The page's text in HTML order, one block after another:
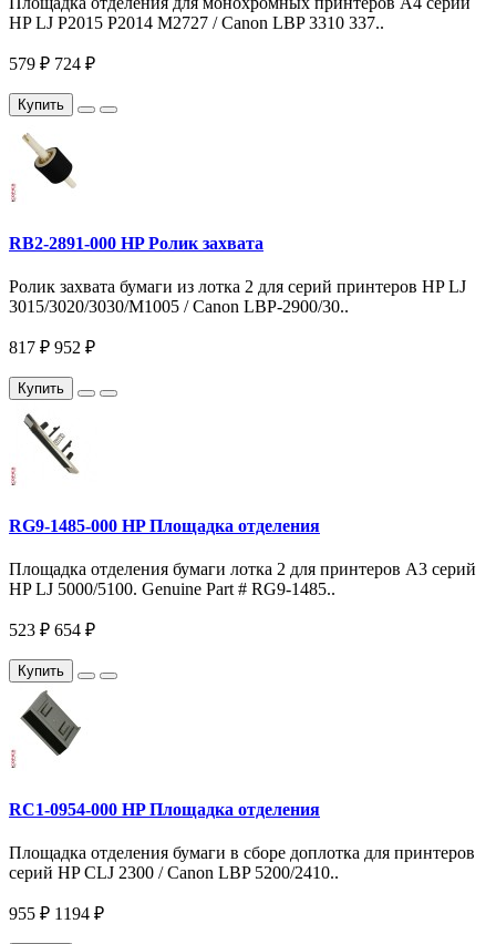
HP LJ P2015 P2014 M2727 / Canon LBP 3310 337..
579 ₽ 724 ₽
Купить
RB2-2891-000 HP Ролик захвата
Ролик захвата бумаги из лотка 2 для серий принтеров HP LJ
3015/3020/3030/M1005 / Canon LBP-2900/30..
817 ₽ 952 ₽
Купить
RG9-1485-000 HP Площадка отделения
Площадка отделения бумаги лотка 2 для принтеров A3 серий
HP LJ 5000/5100. Genuine Part # RG9-1485..
523 ₽ 654 ₽
Купить
RC1-0954-000 HP Площадка отделения
Площадка отделения бумаги в сборе доплотка для принтеров
серий HP CLJ 2300 / Canon LBP 5200/2410..
955 ₽ 1194 ₽